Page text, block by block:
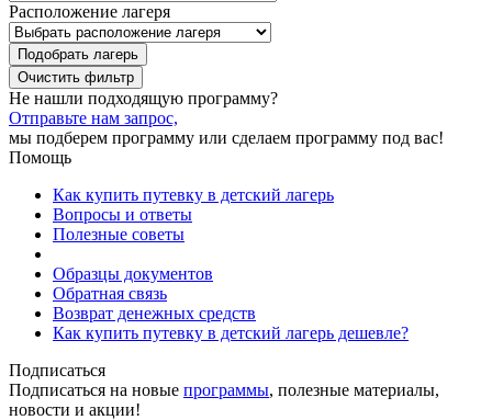
Расположение лагеря
Подобрать лагерь
Не нашли подходящую программу?
Отправьте нам запрос,
мы подберем программу или сделаем программу под вас!
Помощь
Как купить путевку в детский лагерь
Вопросы и ответы
Полезные советы
Образцы документов
Обратная связь
Возврат денежных средств
Как купить путевку в детский лагерь дешевле?
Подписаться
Подписаться на новые программы, полезные материалы,
новости и акции!